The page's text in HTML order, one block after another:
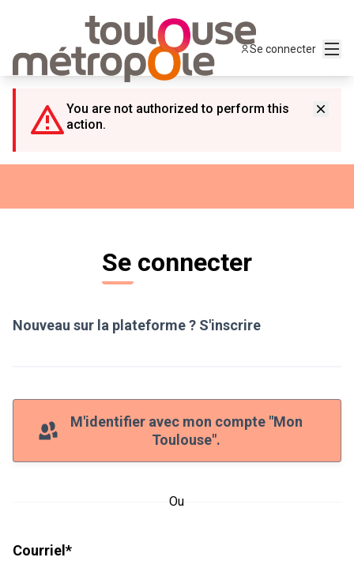
Se connecter
You are not authorized to perform this
action.
Se connecter
Nouveau sur la plateforme ? S'inscrire
M'identifier avec mon compte "Mon
Toulouse".
Ou
Courriel *Champ obligatoire